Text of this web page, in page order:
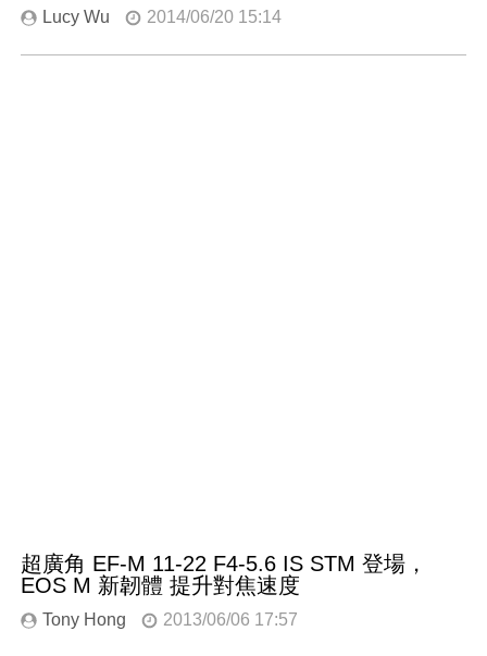
Lucy Wu 2014/06/20 15:14
超廣角 EF-M 11-22 F4-5.6 IS STM 登場，
EOS M 新韌體 提升對焦速度
Tony Hong 2013/06/06 17:57